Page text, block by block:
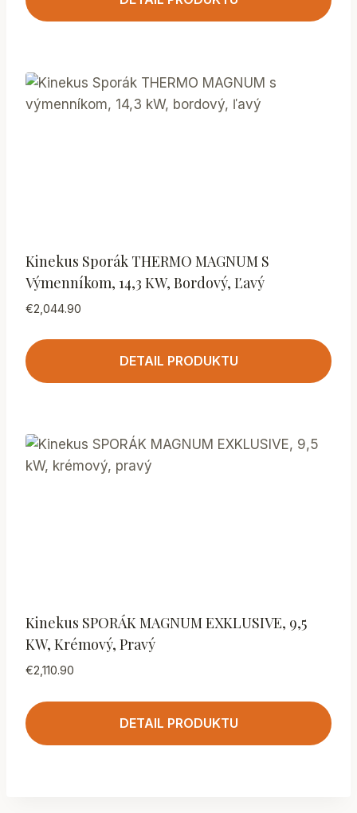
Kinekus Sporák THERMO MAGNUM S
Výmenníkom, 14,3 KW, Bordový, Ľavý
€2,044.90
DETAIL PRODUKTU
Kinekus SPORÁK MAGNUM EXKLUSIVE, 9,5
KW, Krémový, Pravý
€2,110.90
DETAIL PRODUKTU